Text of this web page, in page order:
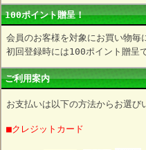
100ポイント贈呈！
会員のお客様を対象にお買い物毎
初回登録時には100ポイント贈呈
ご利用案内
お支払いは以下の方法からお選び
■クレジットカード